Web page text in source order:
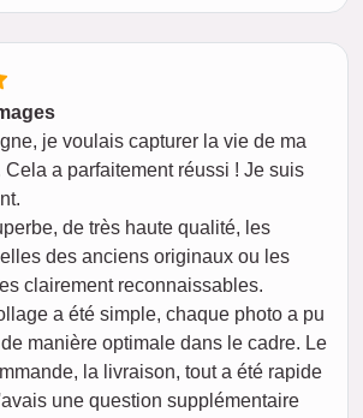
je voulais capturer la vie de ma
Cela a parfaitement réussi ! Je suis
de très haute qualité, les
des anciens originaux ou les
clairement reconnaissables.
a été simple, chaque photo a pu
manière optimale dans le cadre. Le
la livraison, tout a été rapide
une question supplémentaire